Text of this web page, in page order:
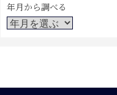
年月から調べる